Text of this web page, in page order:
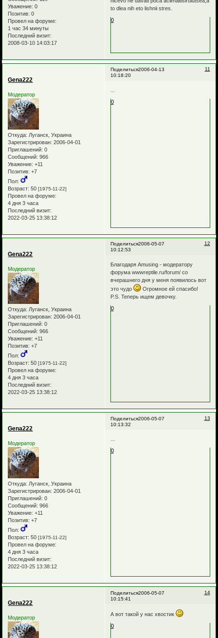
Уважение: 0
Позитив: 0
Провел на форуме:
1 час 34 минуты
Последний визит:
2008-03-10 14:03:17
to dlea nih eto lishnii stres.
0
Поделиться 11
2006-04-13
10:18:20
Gena222
Модератор
Откуда: Луганск, Украина
Зарегистрирован: 2006-04-01
Приглашений: 0
Сообщений: 966
Уважение: +11
Позитив: +7
Пол:
Возраст: 50[1975-11-22]
Провел на форуме:
4 дня 3 часа
Последний визит:
2022-03-25 13:38:12
0
Поделиться 12
2006-05-07
10:12:53
Gena222
Модератор
Откуда: Луганск, Украина
Зарегистрирован: 2006-04-01
Приглашений: 0
Сообщений: 966
Уважение: +11
Позитив: +7
Пол:
Возраст: 50[1975-11-22]
Провел на форуме:
4 дня 3 часа
Последний визит:
2022-03-25 13:38:12
Благодаря Аmusing - модератору
форума wwwreptile.ru/forum/ со
вчерашнего дня у меня появилось вот
это чудо
Огромное ей спасибо!
P.S. Теперь ищем девочку.
0
Поделиться 13
2006-05-07
10:13:32
Gena222
Модератор
Откуда: Луганск, Украина
Зарегистрирован: 2006-04-01
Приглашений: 0
Сообщений: 966
Уважение: +11
Позитив: +7
Пол:
Возраст: 50[1975-11-22]
Провел на форуме:
4 дня 3 часа
Последний визит:
2022-03-25 13:38:12
0
Поделиться 14
2006-05-07
10:15:41
Gena222
Модератор
А вот такой у нас хвостик
0